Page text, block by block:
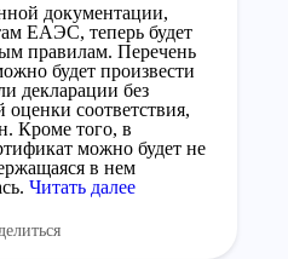
документации,
ЕАЭС, теперь будет
правилам. Перечень
будет произвести
декларации без
соответствия,
Кроме того, в
можно будет не
в нем
Читать далее